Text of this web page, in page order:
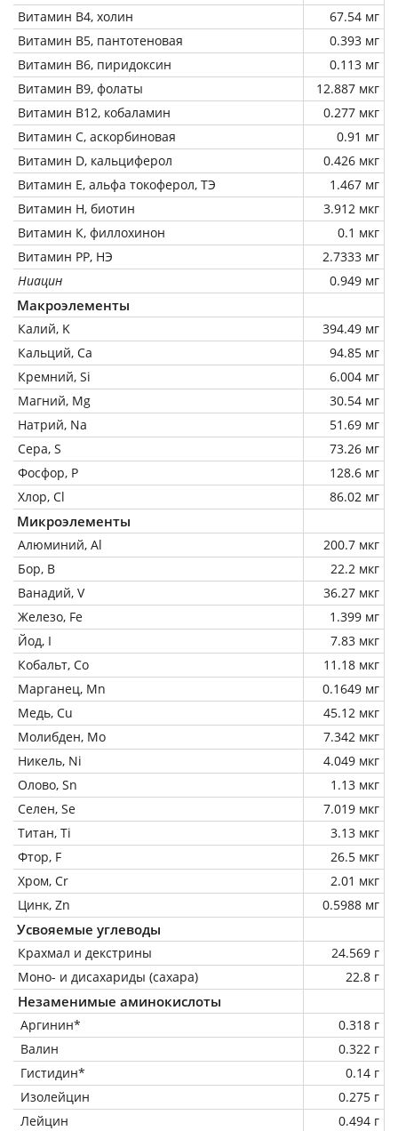
Витамин В4, холин
67.54 мг
Витамин В5, пантотеновая
0.393 мг
Витамин В6, пиридоксин
0.113 мг
Витамин В9, фолаты
12.887 мкг
Витамин В12, кобаламин
0.277 мкг
Витамин C, аскорбиновая
0.91 мг
Витамин D, кальциферол
0.426 мкг
Витамин Е, альфа токоферол, ТЭ
1.467 мг
Витамин Н, биотин
3.912 мкг
Витамин К, филлохинон
0.1 мкг
Витамин РР, НЭ
2.7333 мг
Ниацин
0.949 мг
Макроэлементы
Калий, K
394.49 мг
Кальций, Ca
94.85 мг
Кремний, Si
6.004 мг
Магний, Mg
30.54 мг
Натрий, Na
51.69 мг
Сера, S
73.26 мг
Фосфор, P
128.6 мг
Хлор, Cl
86.02 мг
Микроэлементы
Алюминий, Al
200.7 мкг
Бор, B
22.2 мкг
Ванадий, V
36.27 мкг
Железо, Fe
1.399 мг
Йод, I
7.83 мкг
Кобальт, Co
11.18 мкг
Марганец, Mn
0.1649 мг
Медь, Cu
45.12 мкг
Молибден, Mo
7.342 мкг
Никель, Ni
4.049 мкг
Олово, Sn
1.13 мкг
Селен, Se
7.019 мкг
Титан, Ti
3.13 мкг
Фтор, F
26.5 мкг
Хром, Cr
2.01 мкг
Цинк, Zn
0.5988 мг
Усвояемые углеводы
Крахмал и декстрины
24.569 г
Моно- и дисахариды (сахара)
22.8 г
Незаменимые аминокислоты
Аргинин*
0.318 г
Валин
0.322 г
Гистидин*
0.14 г
Изолейцин
0.275 г
Лейцин
0.494 г